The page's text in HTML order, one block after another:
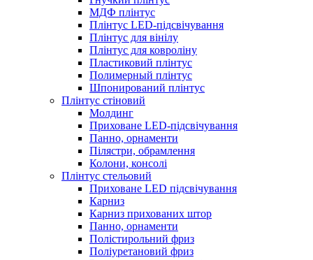
МДФ плінтус
Плінтус LED-підсвічування
Плінтус для вінілу
Плінтус для ковроліну
Пластиковий плінтус
Полимерный плінтус
Шпонирований плінтус
Плінтус стіновий
Молдинг
Приховане LED-підсвічування
Панно, орнаменти
Пілястри, обрамлення
Колони, консолі
Плінтус стельовий
Приховане LED підсвічування
Карниз
Карниз прихованих штор
Панно, орнаменти
Полістирольний фриз
Поліуретановий фриз